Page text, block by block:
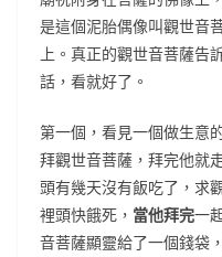
是這個泥胎偶像叫觀世音
上。真正的觀世音菩薩告
話，看就好了。
第一個，看見一個做生意
拜觀世音菩薩，拜完他就
頭有幾天沒有飯吃了，求
裡頭快餓死， 當他拜完一
音菩薩顯靈給了一個錢袋